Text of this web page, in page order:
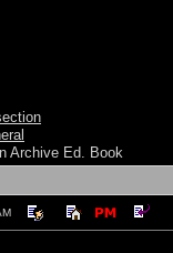
Archive Ed. Book